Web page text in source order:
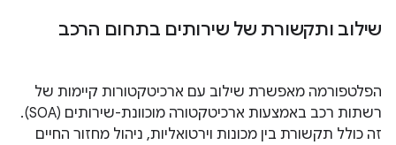
שילוב ותקשורת של שירותים בתחום הרכב
הפלטפורמה מאפשרת שילוב עם ארכיטקטורות קיימות של
רשתות רכב באמצעות ארכיטקטורה מוכוונת-שירותים (SOA).
זה כולל תקשורת בין מכונות וירטואליות, ניהול מחזור החיים